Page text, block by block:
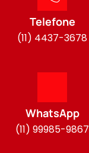
Telefone
(11) 4437-3678
WhatsApp
(11) 99985-9867